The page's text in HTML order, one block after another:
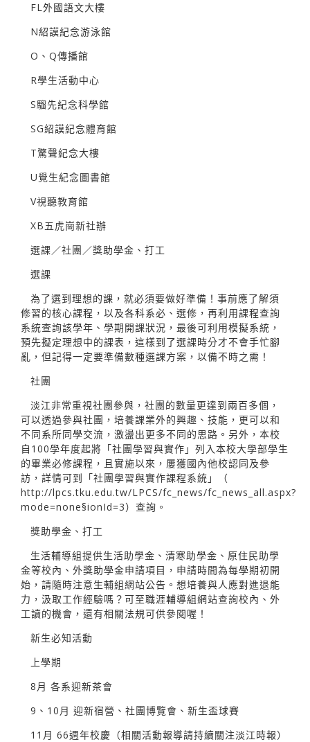
FL外國語文大樓
N紹謨紀念游泳館
O、Q傳播館
R學生活動中心
S騮先紀念科學館
SG紹謨紀念體育館
T驚聲紀念大樓
U覺生紀念圖書館
V視聽教育館
XB五虎崗新社辦
選課／社團／獎助學金、打工
選課
為了選到理想的課，就必須要做好準備！事前應了解須
修習的核心課程，以及各科系必、選修，再利用課程查詢
系統查詢該學年、學期開課狀況，最後可利用模擬系統，
預先擬定理想中的課表，這樣到了選課時分才不會手忙腳
亂，但記得一定要準備數種選課方案，以備不時之需！
社團
淡江非常重視社團參與，社團的數量更達到兩百多個，
可以透過參與社團，培養課業外的興趣、技能，更可以和
不同系所同學交流，激盪出更多不同的思路。另外，本校
自100學年度起將「社團學習與實作」列入本校大學部學生
的畢業必修課程，且實施以來，屢獲國內他校認同及參
訪，詳情可到「社團學習與實作課程系統」（
http://lpcs.tku.edu.tw/LPCS/fc_news/fc_news_all.aspx?
mode=none§ionId=3）查詢。
獎助學金、打工
生活輔導組提供生活助學金、清寒助學金、原住民助學
金等校內、外獎助學金申請項目，申請時間為每學期初開
始，請隨時注意生輔組網站公告。想培養與人應對進退能
力，汲取工作經驗嗎？可至職涯輔導組網站查詢校內、外
工讀的機會，還有相關法規可供參閱喔！
新生必知活動
上學期
8月 各系迎新茶會
9、10月 迎新宿營、社團博覽會、新生盃球賽
11月 66週年校慶（相關活動報導請持續關注淡江時報）